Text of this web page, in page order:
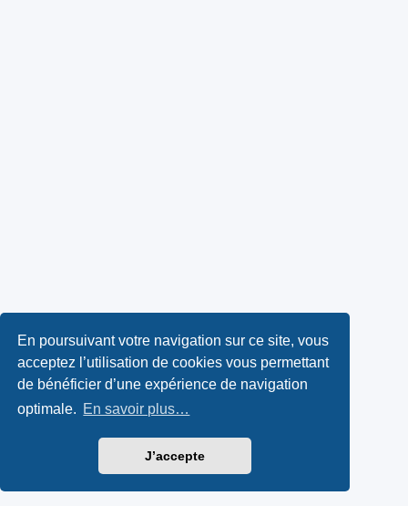
En poursuivant votre navigation sur ce site, vous
acceptez l’utilisation de cookies vous permettant
de bénéficier d’une expérience de navigation
optimale. En savoir plus…
J’accepte